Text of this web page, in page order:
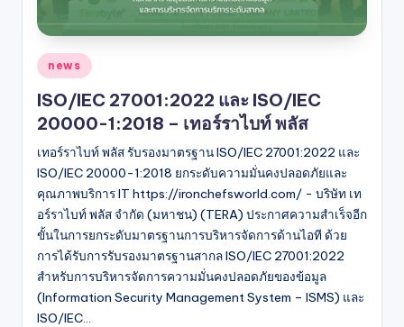
Posted
in
news
ISO/IEC 27001:2022 และ ISO/IEC
20000-1:2018 – เทอร์ราไบท์ พลัส
เทอร์ราไบท์ พลัส รับรองมาตรฐาน ISO/IEC 27001:2022 และ
ISO/IEC 20000-1:2018 ยกระดับความมั่นคงปลอดภัยและ
คุณภาพบริการ IT https://ironchefsworld.com/ - บริษัท เท
อร์ราไบท์ พลัส จำกัด (มหาชน) (TERA) ประกาศความสำเร็จอีก
ขั้นในการยกระดับมาตรฐานการบริหารจัดการด้านไอที ด้วย
การได้รับการรับรองมาตรฐานสากล ISO/IEC 27001:2022
สำหรับการบริหารจัดการความมั่นคงปลอดภัยของข้อมูล
(Information Security Management System – ISMS) และ
ISO/IEC…